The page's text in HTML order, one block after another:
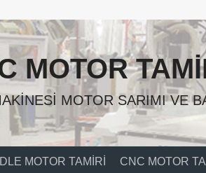
MOTOR
MOTOR SARIMI VE
MOTOR TAMIRI CNC MOTOR